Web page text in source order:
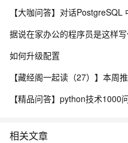
据说在家办公的程序员是这样写
如何升级配置
【精品问答】python技术1000
相关文章